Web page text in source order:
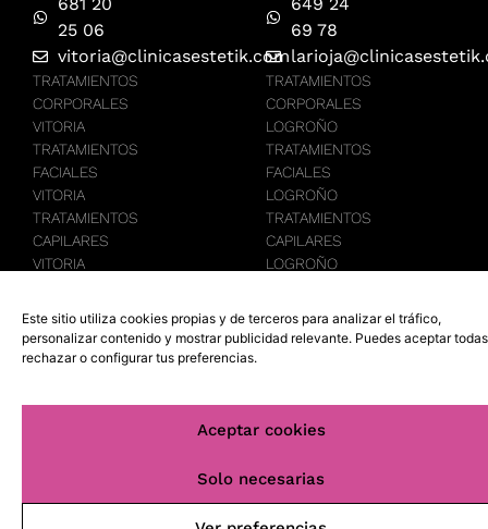
Este sitio utiliza cookies propias y de terceros para analizar el tráfico,
personalizar contenido y mostrar publicidad relevante. Puedes aceptar
rechazar o configurar tus preferencias.
Aceptar cookies
Solo necesarias
25 06
vitoria@clinicasestetik.com
TRATAMIENTOS
CORPORALES
VITORIA
TRATAMIENTOS
FACIALES
VITORIA
TRATAMIENTOS
CAPILARES
VITORIA
69 78
TRATAMIENTOS
CORPORALES
LOGROÑO
TRATAMIENTOS
FACIALES
LOGROÑO
TRATAMIENTOS
CAPILARES
LOGROÑO
LOGROÑO